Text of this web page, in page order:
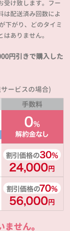
受け致します。フー
は配送済み回数によ
下がり、どのタイミ
ありません。
円引きで購入した
ービスの場合)
せん。